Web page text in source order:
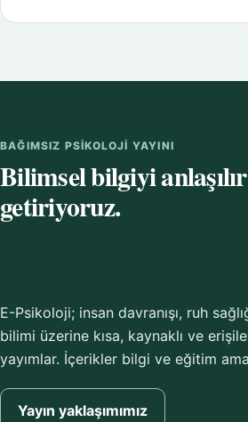
BAĞIMSIZ PSIKOLOJI YAYINI
Bilimsel bilgiyi
getiriyoruz.
E-Psikoloji; insan davranışı, ruh
bilimi üzerine kısa, kaynaklı ve
yayımlar. İçerikler bilgi ve eğitim
Yayın yaklaşımımız